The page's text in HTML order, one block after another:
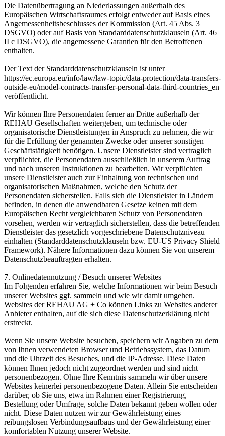
Die Datenübertragung an Niederlassungen außerhalb des
Europäischen Wirtschaftsraumes erfolgt entweder auf Basis eines
Angemessenheits­beschlusses der Kommission (Art. 45 Abs. 3
DSGVO) oder auf Basis von Standard­datenschutz­klauseln (Art. 46
II c DSGVO), die angemessene Garantien für den Betroffenen
enthalten.
Der Text der Standard­datenschutz­klauseln ist unter
https://ec.europa.eu/info/law/law-topic/data-protection/data-transfers-
outside-eu/model-contracts-transfer-personal-data-third-countries_en
veröffentlicht.
Wir können Ihre Personendaten ferner an Dritte außerhalb der
REHAU Gesellschaften weitergeben, um technische oder
organisatorische Dienstleistungen in Anspruch zu nehmen, die wir
für die Erfüllung der genannten Zwecke oder unserer sonstigen
Geschäftstätigkeit benötigen. Unsere Dienstleister sind vertraglich
verpflichtet, die Personendaten ausschließlich in unserem Auftrag
und nach unseren Instruktionen zu bearbeiten. Wir verpflichten
unsere Dienstleister auch zur Einhaltung von technischen und
organisatorischen Maßnahmen, welche den Schutz der
Personendaten sicherstellen. Falls sich die Dienstleister in Ländern
befinden, in denen die anwendbaren Gesetze keinen mit dem
Europäischen Recht vergleichbaren Schutz von Personendaten
vorsehen, werden wir vertraglich sicherstellen, dass die betreffenden
Dienstleister das gesetzlich vorgeschriebene Datenschutzniveau
einhalten (Standard­datenschutz­klauseln bzw. EU-US Privacy Shield
Framework). Nähere Informationen dazu können Sie von unserem
Datenschutzbeauftragten erhalten.
7. Onlinedatennutzung / Besuch unserer Websites
Im Folgenden erfahren Sie, welche Informationen wir beim Besuch
unserer Websites ggf. sammeln und wie wir damit umgehen.
Websites der REHAU AG + Co können Links zu Websites anderer
Anbieter enthalten, auf die sich diese Datenschutzerklärung nicht
erstreckt.
Wenn Sie unsere Website besuchen, speichern wir Angaben zu dem
von Ihnen verwendeten Browser und Betriebssystem, das Datum
und die Uhrzeit des Besuches, und die IP-Adresse. Diese Daten
können Ihnen jedoch nicht zugeordnet werden und sind nicht
personenbezogen. Ohne Ihre Kenntnis sammeln wir über unsere
Websites keinerlei personen­bezogene Daten. Allein Sie entscheiden
darüber, ob Sie uns, etwa im Rahmen einer Registrierung,
Bestellung oder Umfrage, solche Daten bekannt geben wollen oder
nicht. Diese Daten nutzen wir zur Gewährleistung eines
reibungslosen Verbindungsaufbaus und der Gewährleistung einer
komfortablen Nutzung unserer Website.